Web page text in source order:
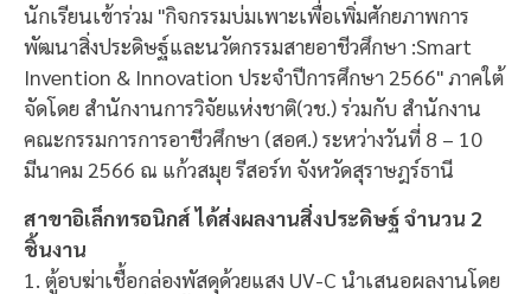
นักเรียนเข้าร่วม "กิจกรรมบ่มเพาะเพื่อเพิ่มศักยภาพการ
พัฒนาสิ่งประดิษฐ์และนวัตกรรมสายอาชีวศึกษา :Smart
Invention & Innovation ประจำปีการศึกษา 2566" ภาคใต้
จัดโดย สำนักงานการวิจัยแห่งชาติ(วช.) ร่วมกับ สำนักงาน
คณะกรรมการการอาชีวศึกษา (สอศ.) ระหว่างวันที่ 8 – 10
มีนาคม 2566 ณ แก้วสมุย รีสอร์ท จังหวัดสุราษฎร์ธานี
สาขาอิเล็กทรอนิกส์ ได้ส่งผลงานสิ่งประดิษฐ์ จำนวน 2
ชิ้นงาน
1. ตู้อบฆ่าเชื้อกล่องพัสดุด้วยแสง UV-C นำเสนอผลงานโดย